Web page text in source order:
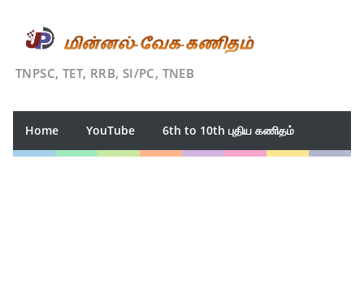
TNPSC, TET, RRB, SI/PC, TNEB
Home YouTube 6th to 10th புதிய கணிதம்